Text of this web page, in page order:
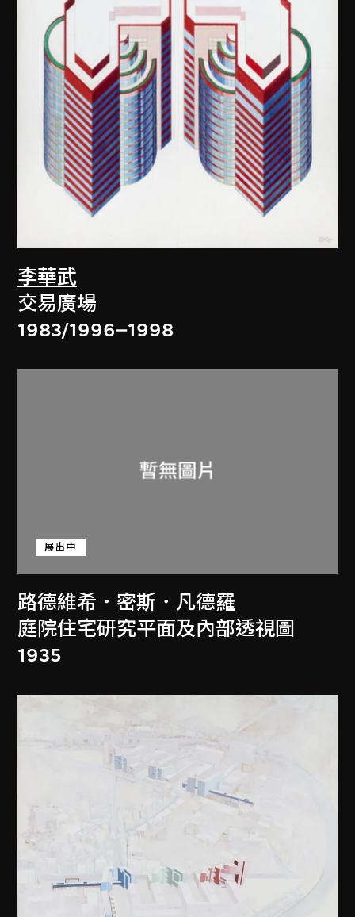
李華武
交易廣場
1983/1996–1998
路德維希．密斯．凡德羅
展出中
庭院住宅研究平面及內部透視圖
1935